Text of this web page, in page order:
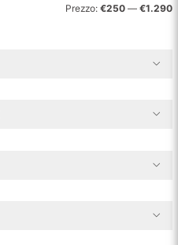
PP
Prezzo: €250— €1.290